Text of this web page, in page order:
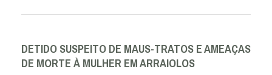
DETIDO SUSPEITO DE MAUS-TRATOS E AMEAÇAS
DE MORTE À MULHER EM ARRAIOLOS